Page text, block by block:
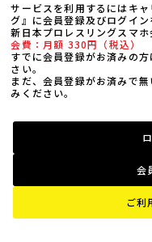
サービスを利用するにはキ
グ』に会員登録及びログイン
新日本プロレスリングスマホ
会費：月額 330円（税込）
すでに会員登録がお済みの
さい。
まだ、会員登録がお済みで
みください。
会
ご利